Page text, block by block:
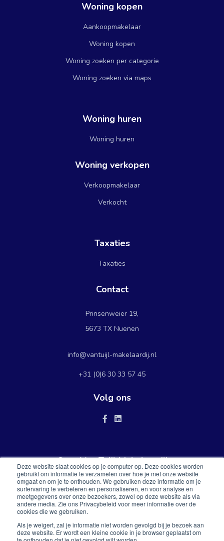
Deze website slaat cookies op je computer op. Deze cookies worden
gebruikt om informatie te verzamelen over hoe je met onze website
omgaat en om je te onthouden. We gebruiken deze informatie om je
surfervaring te verbeteren en personaliseren, en voor analyse en
meetgegevens over onze bezoekers, zowel op deze website als via
andere media. Zie ons Privacybeleid voor meer informatie over de
cookies die we gebruiken.
Als je weigert, zal je informatie niet worden gevolgd bij je bezoek aan
deze website. Er wordt een kleine cookie in je browser geplaatst om
Woning kopen
Aankoopmakelaar
Woning kopen
Woning zoeken per categorie
Woning zoeken via maps
Woning huren
Woning huren
Woning verkopen
Verkoopmakelaar
Verkocht
Taxaties
Taxaties
Contact
Prinsenweier 19,
5673 TX Nuenen
info@vantuijl-makelaardij.nl
+31 (0)6 30 33 57 45
Volg ons
Over Van Tuijl Makelaardij
Voor al uw verkoop, aankoop, verhuur en taxaties van woningen
op de particuliere woningmarkt.